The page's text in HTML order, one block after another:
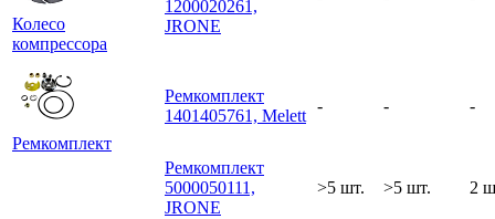
Колесо
компрессора
1200020261,
JRONE
Ремкомплект
Ремкомплект
1401405761, Melett
- - -
Ремкомплект
5000050111,
JRONE
>5 шт. >5 шт. 2